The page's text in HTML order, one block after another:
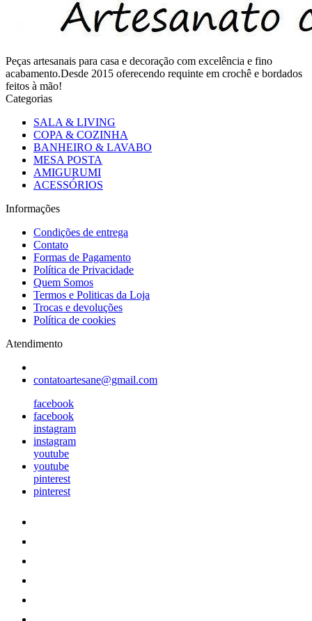
Peças artesanais para casa e decoração com excelência e fino
acabamento.Desde 2015 oferecendo requinte em crochê e bordados
feitos à mão!
Categorias
SALA & LIVING
COPA & COZINHA
BANHEIRO & LAVABO
MESA POSTA
AMIGURUMI
ACESSÓRIOS
Informações
Condições de entrega
Contato
Formas de Pagamento
Política de Privacidade
Quem Somos
Termos e Politicas da Loja
Trocas e devoluções
Política de cookies
Atendimento
contatoartesane@gmail.com
facebook
facebook
instagram
instagram
youtube
youtube
pinterest
pinterest